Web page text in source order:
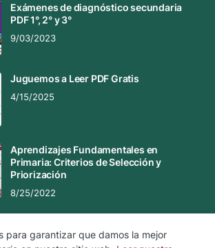
Exámenes de diagnóstico secundaria
PDF 1°, 2° y 3°
9/03/2023
Juguemos a Leer PDF Gratis
4/15/2025
Aprendizajes Fundamentales en
Primaria: Criterios de Selección y
Priorización
8/25/2022
para garantizar que damos la mejor